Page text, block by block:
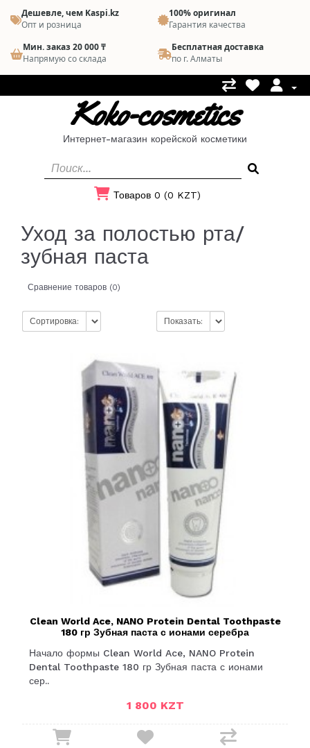
Дешевле, чем Kaspi.kz
Опт и розница
100% оригинал
Гарантия качества
Мин. заказ 20 000 ₸
Напрямую со склада
Бесплатная доставка
по г. Алматы
Koko-cosmetics
Интернет-магазин корейской косметики
Товаров 0 (0 KZT)
Уход за полостью рта/
зубная паста
Сравнение товаров (0)
Сортировка: Показать:
Clean World Ace, NANO Protein Dental Toothpaste
180 гр Зубная паста с ионами серебра
Начало формы Clean World Ace, NANO Protein
Dental Toothpaste 180 гр Зубная паста с ионами
сер..
1 800 KZT